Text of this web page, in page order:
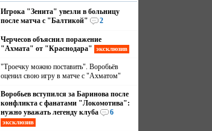
Игрока "Зенита" увезли в больницу
после матча с "Балтикой"
2
Черчесов объяснил поражение
"Ахмата" от "Краснодара"
эксклюзив
"Троечку можно поставить". Воробьёв
оценил свою игру в матче с "Ахматом"
Воробьев вступился за Баринова после
конфликта с фанатами "Локомотива":
нужно уважать легенду клуба
6
эксклюзив